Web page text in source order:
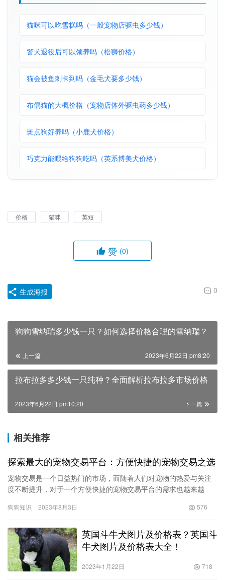
猫咪可以吃雪糕吗（一般宠物店驱虫多少钱）
警犬退役后可以领养吗（松狮价格）
猫会被鱼刺卡到吗（金毛犬要多少钱）
布偶猫的大概价格（宠物店体外驱虫药多少钱）
斑点狗好养吗（小鹿犬价格）
巧克力能喂给狗狗吃吗（英系博美犬价格）
价格 猫咪 英短
赞 (0)
0
生成海报
狗狗雪纳瑞多少钱一只？如何选择价格合理的雪纳瑞？
上一篇 2023年6月22日 pm8:20
拉布拉多多少钱一只纯种？全面解析拉布拉多市场价格
下一篇
2023年6月22日 pm10:20
相关推荐
探索最大的宠物交易平台：方便快捷的宠物交易之选
宠物交易是一个日益热门的市场，而随着人们对宠物的热爱与关注
度不断提升，对于一个方便快捷的宠物交易平台的需求也越来越
备受关注…
狗狗知识 2023年8月3日 576
英国斗牛犬图片及价格表？英国斗
牛犬图片及价格表大全！
2023年1月22日 718